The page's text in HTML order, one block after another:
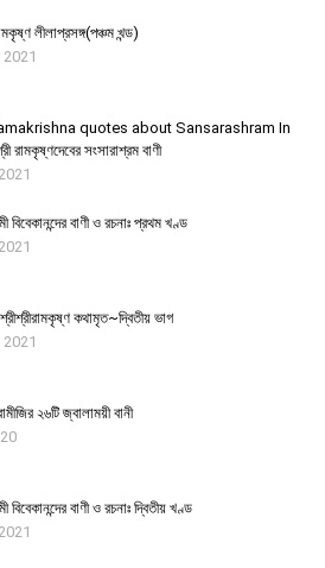
লীলাপ্রসঙ্গ(পঞ্চম খন্ড)
quotes about Sansarashram In
সংসারাশ্রম বাণী
বাণী ও রচনাঃ প্রথম খণ্ড
কথামৃত~দ্বিতীয় ভাগ
২৬টি জ্বালাময়ী বানী
বাণী ও রচনাঃ দ্বিতীয় খণ্ড